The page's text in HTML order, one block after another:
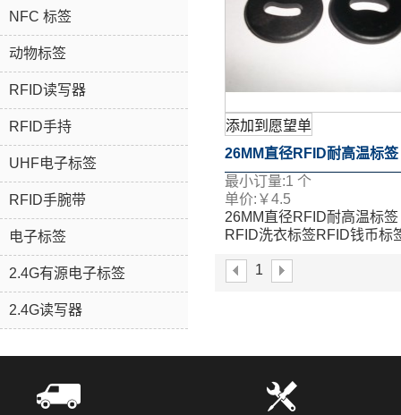
NFC 标签
动物标签
RFID读写器
RFID手持
UHF电子标签
RFID手腕带
电子标签
2.4G有源电子标签
2.4G读写器
添加到愿望单
26MM直径RFID耐高温标签
RFID洗衣标签RFID钱币标
洗标签
最小订量:1 个
单价: ￥4.5
26MM直径RFID耐高温标签
RFID洗衣标签RFID钱币标
1